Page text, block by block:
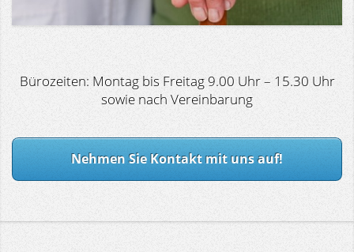
Bürozeiten: Montag bis Freitag 9.00 Uhr – 15.30 Uhr
sowie nach Vereinbarung
Nehmen Sie Kontakt mit uns auf!